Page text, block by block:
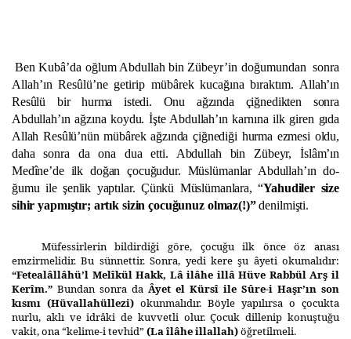
Ben Kubâ’da oğlum Abdullah bin Zübeyr’in doğumundan sonra
Allah’ın Resûlü’ne getirip mübârek kucağına bıraktım. Allah’ın
Resûlü bir hurma istedi. Onu ağzında çiğnedikten sonra
Abdullah’ın ağzına koydu. İşte Abdullah’ın karnına ilk giren gı­da
Allah Resûlü’nün mübârek ağzında çiğnediği hurma ezmesi oldu,
daha sonra da ona dua etti. Abdullah bin Zübeyr, İslâm’ın
Medîne’de ilk doğan çocuğudur. Müslümanlar Abdullah’ın do­
ğumu ile şenlik yaptılar. Çünkü Müslümanlara, “Yahudiler size
sihir yapmıştır; artık sizin çocuğunuz olmaz(!)”denilmişti.
Müfessirlerin bildirdiği göre, çocuğu ilk önce öz anası
emzirmelidir. Bu sünnettir. Sonra, yedi kere şu âyeti okumalıdır:
“Fetealâllâhü’l Melîkül Hakk, Lâ ilâhe illâ Hüve Rabbül Arş il
Kerîm.” Bundan sonra da Âyet el Kürsî ile Sûre-i Haşr’ın son
kısmı (Hüvallahüllezi) okunmalıdır. Böyle yapılırsa o ço­cukta
nurlu, aklı ve idrâki de kuvvetli olur. Çocuk dillenip konuştuğu
vakit, ona “kelime-i tevhid” (La îlâhe illallah)öğretilmeli.